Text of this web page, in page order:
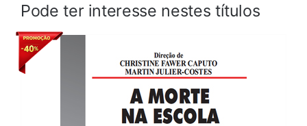
Pode ter interesse nestes títulos